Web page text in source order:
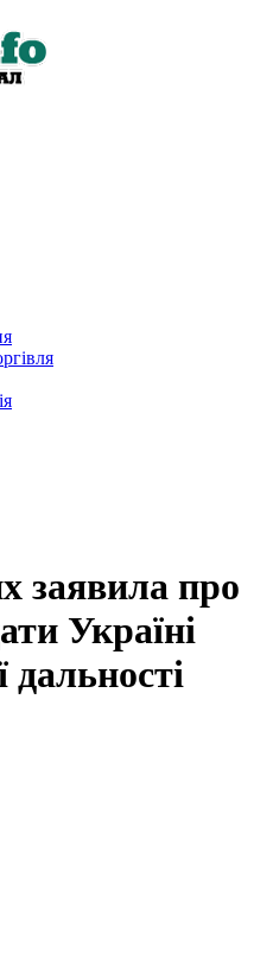
заявила про
Україні
дальності